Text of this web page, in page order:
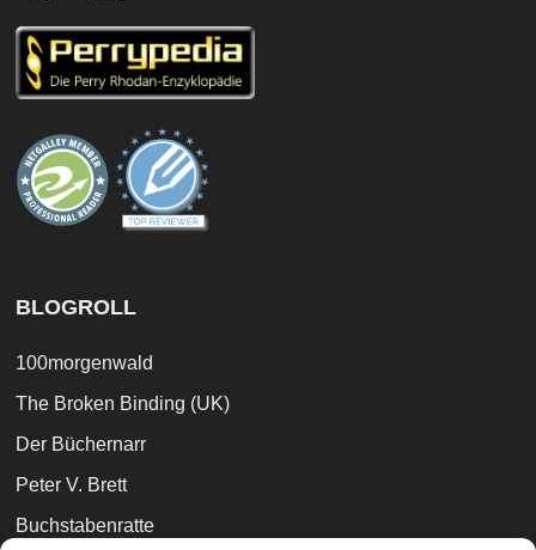
BLOGROLL
100morgenwald
The Broken Binding (UK)
Der Büchernarr
Peter V. Brett
Buchstabenratte